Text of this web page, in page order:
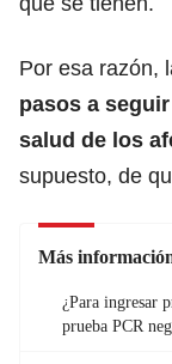
Por esa razón,
pasos a
salud de los
supuesto, de
Más
¿Para ingresar
prueba PCR